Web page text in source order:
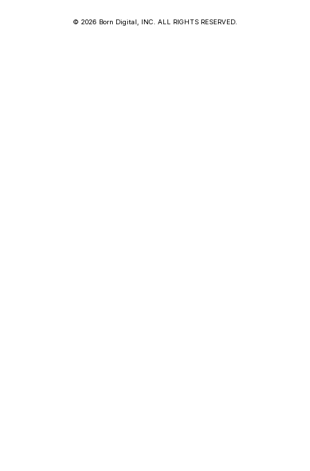
© 2026 Born Digital, INC. ALL RIGHTS RESERVED.